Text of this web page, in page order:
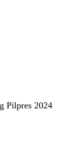
Pilpres 2024